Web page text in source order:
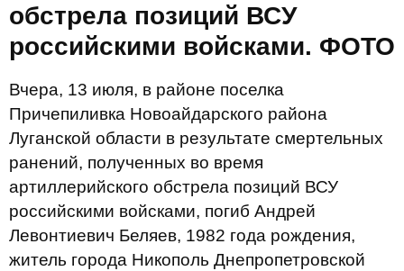
обстрела позиций ВСУ
российскими войсками. ФОТО
Вчера, 13 июля, в районе поселка
Причепиливка Новоайдарского района
Луганской области в результате смертельных
ранений, полученных во время
артиллерийского обстрела позиций ВСУ
российскими войсками, погиб Андрей
Левонтиевич Беляев, 1982 года рождения,
житель города Никополь Днепропетровской